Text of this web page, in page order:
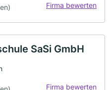
Firma bewerten
SaSi GmbH
Firma bewerten